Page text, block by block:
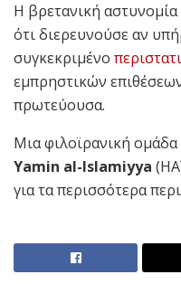
Η βρετανική
ότι διερευνούσε αν
συγκεκριμένο
εμπρηστικών
πρωτεύουσα.
Μια φιλοϊρανική
Yamin al-Islamiyya
για τα περισσότερα